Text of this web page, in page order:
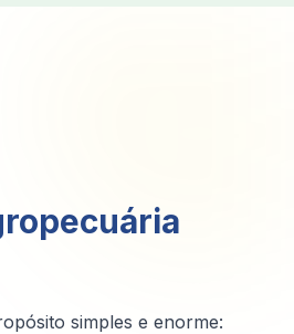
simples e enorme: